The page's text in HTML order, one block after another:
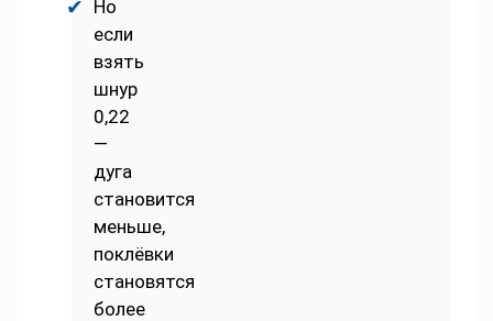
Но
если
взять
шнур
0,22
—
дуга
становится
меньше,
поклёвки
становятся
более